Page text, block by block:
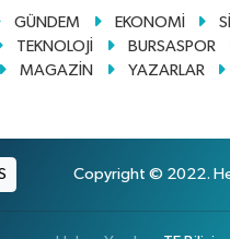
GÜNDEM EKONOMİ
TEKNOLOJİ BURSASPOR
MAGAZİN YAZARLAR
Copyright © 2022. Her